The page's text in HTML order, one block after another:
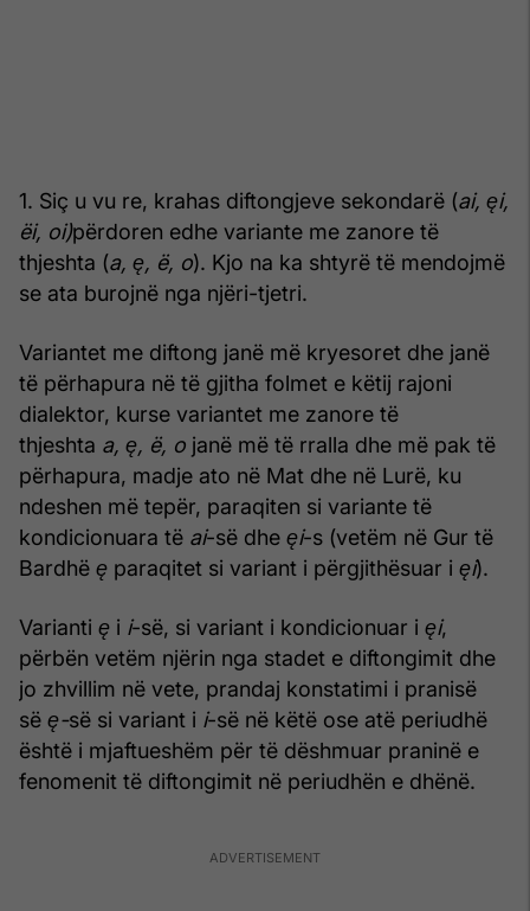
1. Siç u vu re, krahas diftongjeve sekondarë (ai, ęi,
ëi, oi)përdoren edhe variante me zanore të
thjeshta (a, ę, ë, o). Kjo na ka shtyrë të mendojmë
se ata burojnë nga njëri-tjetri.
Variantet me diftong janë më kryesoret dhe janë
të përhapura në të gjitha folmet e këtij rajoni
dialektor, kurse variantet me zanore të
thjeshta a, ę, ë, o janë më të rralla dhe më pak të
përhapura, madje ato në Mat dhe në Lurë, ku
ndeshen më tepër, paraqiten si variante të
kondicionuara të ai-së dhe ęi-s (vetëm në Gur të
Bardhë ę paraqitet si variant i përgjithësuar i ęi).
Varianti ę i i-së, si variant i kondicionuar i ęi,
përbën vetëm njërin nga stadet e diftongimit dhe
jo zhvillim në vete, prandaj konstatimi i pranisë
së ę-së si variant i i-së në këtë ose atë periudhë
është i mjaftueshëm për të dësh­muar praninë e
fenomenit të diftongimit në periudhën e dhënë.